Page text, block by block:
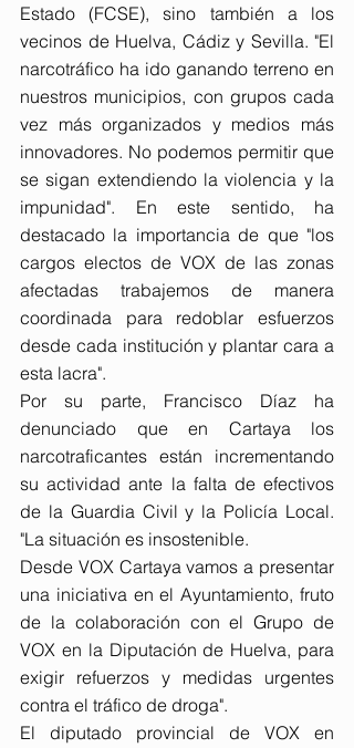
Estado (FCSE), sino también a los
vecinos de Huelva, Cádiz y Sevilla. "El
narcotráfico ha ido ganando terreno en
nuestros municipios, con grupos cada
vez más organizados y medios más
innovadores. No podemos permitir que
se sigan extendiendo la violencia y la
impunidad". En este sentido, ha
destacado la importancia de que "los
cargos electos de VOX de las zonas
afectadas trabajemos de manera
coordinada para redoblar esfuerzos
desde cada institución y plantar cara a
esta lacra".
Por su parte, Francisco Díaz ha
denunciado que en Cartaya los
narcotraficantes están incrementando
su actividad ante la falta de efectivos
de la Guardia Civil y la Policía Local.
"La situación es insostenible.
Desde VOX Cartaya vamos a presentar
una iniciativa en el Ayuntamiento, fruto
de la colaboración con el Grupo de
VOX en la Diputación de Huelva, para
exigir refuerzos y medidas urgentes
contra el tráfico de droga".
El diputado provincial de VOX en